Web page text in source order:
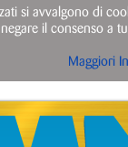
si avvalgono di
il consenso a
Maggiori